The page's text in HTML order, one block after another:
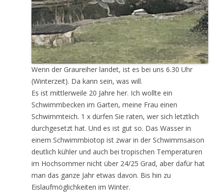
Wenn der Graureiher landet, ist es bei uns 6.30 Uhr
(Winterzeit). Da kann sein, was will.
Es ist mittlerweile 20 Jahre her. Ich wollte ein
Schwimmbecken im Garten, meine Frau einen
Schwimmteich. 1 x dürfen Sie raten, wer sich letztlich
durchgesetzt hat. Und es ist gut so. Das Wasser in
einem Schwimmbiotop ist zwar in der Schwimmsaison
deutlich kühler und auch bei tropischen Temperaturen
im Hochsommer nicht über 24/25 Grad, aber dafür hat
man das ganze Jahr etwas davon. Bis hin zu
Eislaufmöglichkeiten im Winter.